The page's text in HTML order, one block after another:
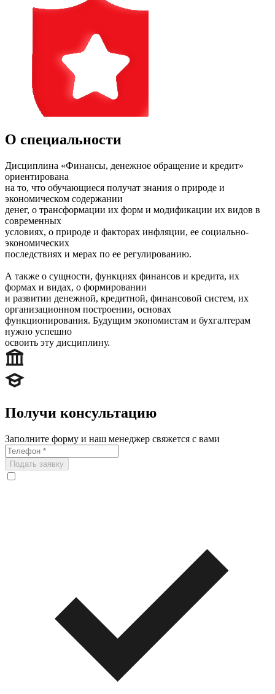
О специальности
Дисциплина «Финансы, денежное обращение и кредит»
ориентирована
на то, что обучающиеся получат знания о природе и
экономическом содержании
денег, о трансформации их форм и модификации их видов в
современных
условиях, о природе и факторах инфляции, ее социально-
экономических
последствиях и мерах по ее регулированию.
А также о сущности, функциях финансов и кредита, их
формах и видах, о формировании
и развитии денежной, кредитной, финансовой систем, их
организационном построении, основах
функционирования. Будущим экономистам и бухгалтерам
нужно успешно
освоить эту дисциплину.
Получи консультацию
Заполните форму и наш менеджер свяжется с вами
Подать заявку